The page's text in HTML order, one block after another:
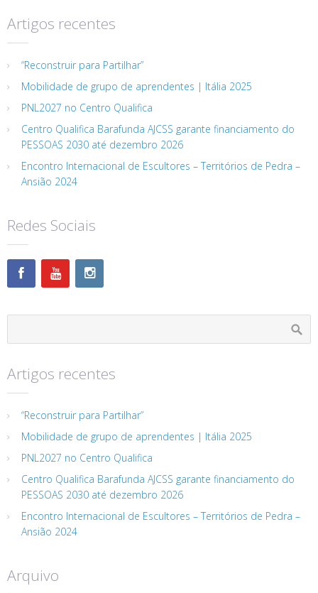
Artigos recentes
“Reconstruir para Partilhar”
Mobilidade de grupo de aprendentes | Itália 2025
PNL2027 no Centro Qualifica
Centro Qualifica Barafunda AJCSS garante financiamento do
PESSOAS 2030 até dezembro 2026
Encontro Internacional de Escultores – Territórios de Pedra –
Ansião 2024
Redes Sociais
Artigos recentes
“Reconstruir para Partilhar”
Mobilidade de grupo de aprendentes | Itália 2025
PNL2027 no Centro Qualifica
Centro Qualifica Barafunda AJCSS garante financiamento do
PESSOAS 2030 até dezembro 2026
Encontro Internacional de Escultores – Territórios de Pedra –
Ansião 2024
Arquivo